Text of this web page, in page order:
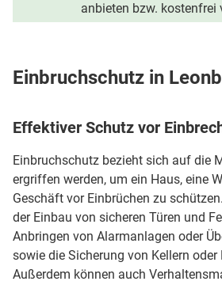
anbieten bzw. kostenfrei
Einbruchschutz in
Effektiver Schutz vor
Einbruchschutz bezieht sich auf die
ergriffen werden, um ein Haus, eine
Geschäft vor Einbrüchen zu
der Einbau von sicheren Türen und
Anbringen von Alarmanlagen oder
sowie die Sicherung von Kellern oder
Außerdem können auch